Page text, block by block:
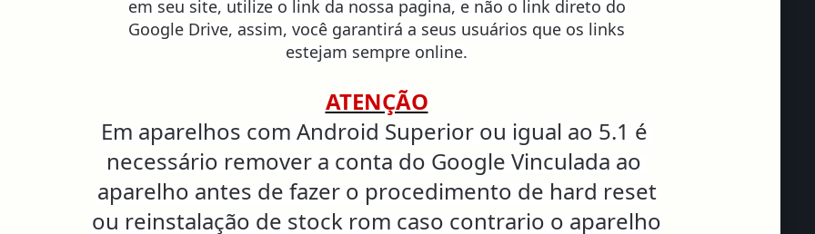
em seu site, utilize o link da nossa pagina, e não o link direto do
Google Drive, assim, você garantirá a seus usuários que os links
estejam sempre online.
ATENÇÃO
Em aparelhos com Android Superior ou igual ao 5.1 é
necessário remover a conta do Google Vinculada ao
aparelho antes de fazer o procedimento de hard reset
ou reinstalação de stock rom caso contrario o aparelho